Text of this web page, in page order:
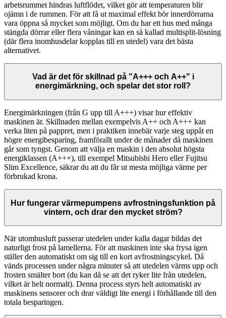
arbetsrummet hindras luftflödet, vilket gör att temperaturen blir
ojämn i de rummen. För att få ut maximal effekt bör innerdörrarna
vara öppna så mycket som möjligt. Om du har ett hus med många
stängda dörrar eller flera våningar kan en så kallad multisplit-lösning
(där flera inomhusdelar kopplas till en utedel) vara det bästa
alternativet.
Vad är det för skillnad på "A+++ och A++" i
energimärkning, och spelar det stor roll?
Energimärkningen (från G upp till A+++) visar hur effektiv
maskinen är. Skillnaden mellan exempelvis A++ och A+++ kan
verka liten på pappret, men i praktiken innebär varje steg uppåt en
högre energibesparing, framförallt under de månader då maskinen
går som tyngst. Genom att välja en maskin i den absolut högsta
energiklassen (A+++), till exempel Mitsubishi Hero eller Fujitsu
Slim Excellence, säkrar du att du får ut mesta möjliga värme per
förbrukad krona.
Hur fungerar värmepumpens avfrostningsfunktion på
vintern, och drar den mycket ström?
När utomhusluft passerar utedelen under kalla dagar bildas det
naturligt frost på lamellerna. För att maskinen inte ska frysa igen
ställer den automatiskt om sig till en kort avfrostningscykel. Då
vänds processen under några minuter så att utedelen värms upp och
frosten smälter bort (du kan då se att det ryker lite från utedelen,
vilket är helt normalt). Denna process styrs helt automatiskt av
maskinens sensorer och drar väldigt lite energi i förhållande till den
totala besparingen.